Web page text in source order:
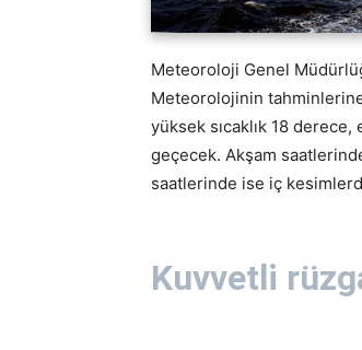
Meteoroloji Genel
Meteorolojinin
yüksek sıcaklık 18
geçecek. Akşam
saatlerinde ise iç
Kuvvetli